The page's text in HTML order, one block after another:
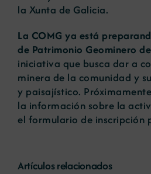
la Xunta de Galicia.
La COMG ya está
de Patrimonio Geominero
iniciativa que busca dar a
minera de la comunidad y
y paisajístico.
la información sobre la
el formulario de inscripción
Artículos relacionados